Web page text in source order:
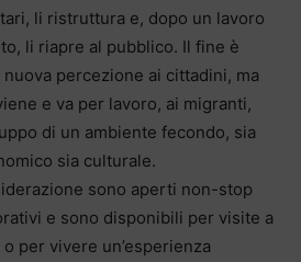
li ristruttura e, dopo un lavoro
li riapre al pubblico. Il fine è
percezione ai cittadini, ma
e va per lavoro, ai migranti,
di un ambiente fecondo, sia
sia culturale.
sono aperti non-stop
e sono disponibili per visite a
per vivere un’esperienza